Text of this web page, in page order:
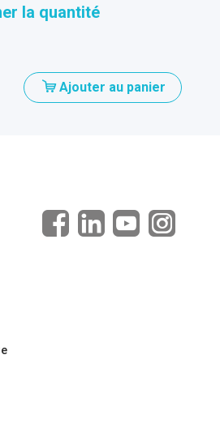
la quantité
Ajouter au panier